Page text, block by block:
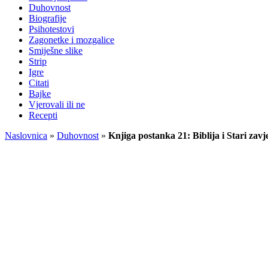
Duhovnost
Biografije
Psihotestovi
Zagonetke i mozgalice
Smiješne slike
Strip
Igre
Citati
Bajke
Vjerovali ili ne
Recepti
Naslovnica » Duhovnost » Knjiga postanka 21: Biblija i Stari